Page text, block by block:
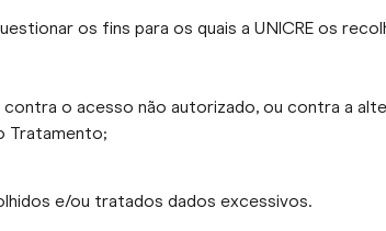
os fins para os quais a UNICRE os
o acesso não autorizado, ou contra a
Tratamento;
e/ou tratados dados excessivos.